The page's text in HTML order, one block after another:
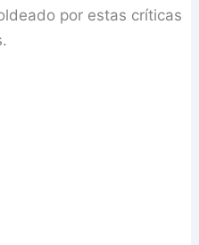
por estas críticas